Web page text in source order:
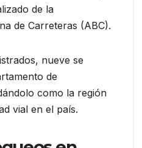
de la
de Carreteras (ABC).
nueve se
de
como la región
vial en el país.